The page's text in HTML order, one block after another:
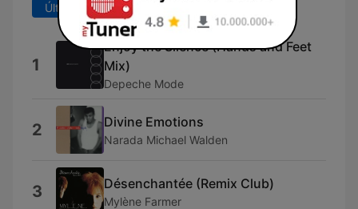
Últimos 7 días Últimos 30 días
1
Enjoy the Silence (Hands and Feet
Mix)
Depeche Mode
2 Divine Emotions
Narada Michael Walden
3 Désenchantée (Remix Club)
Mylène Farmer